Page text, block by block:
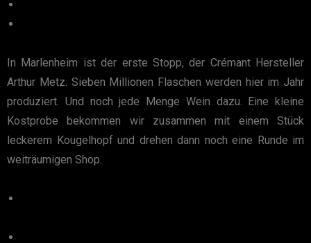
In Marlenheim ist der erste Stopp, der Crémant Hersteller
Arthur Metz. Sieben Millionen Flaschen werden hier im Jahr
produziert. Und noch jede Menge Wein dazu. Eine kleine
Kostprobe bekommen wir zusammen mit einem Stück
leckerem Kougelhopf und drehen dann noch eine Runde im
weiträumigen Shop.